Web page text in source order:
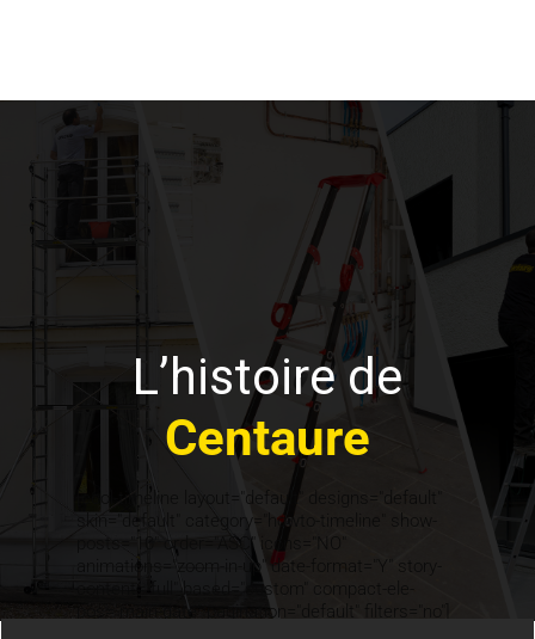
L’histoire de
Centaure
[cool-timeline layout="default" designs="default"
skin="default" category="howto-timeline" show-
posts="10" order="ASC" icons="NO"
animations="zoom-in-up" date-format="Y" story-
content="full" based="custom" compact-ele-
pos="main-date" pagination="default" filters="no"]